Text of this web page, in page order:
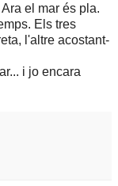
el mar és pla.
Els tres
l'altre acostant-
i jo encara